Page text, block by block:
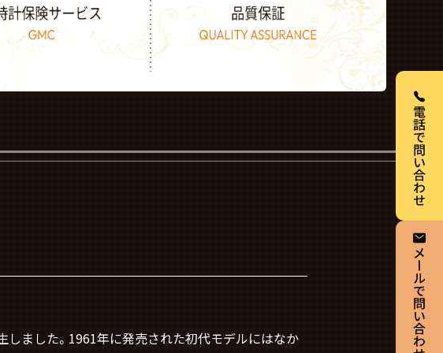
ました。1961年に発売された初代モデルにはなか